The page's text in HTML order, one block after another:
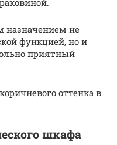
назначением не
функцией, но и
приятный
оттенка в
шкафа